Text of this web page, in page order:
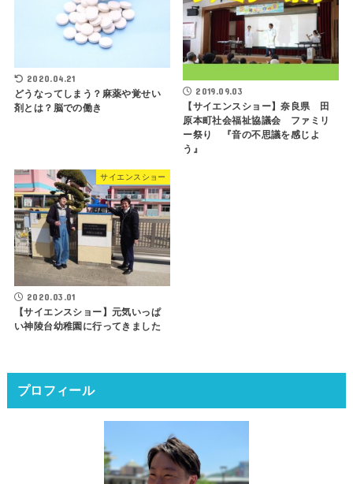
2020.04.21
どうなってしまう？麻薬や覚せい
剤とは？脳での働き
2019.09.03
【サイエンスショー】奈良県 田
原本町社会福祉協議会 ファミリ
ー祭り 『音の不思議を感じよ
う』
サイエンスショー
2020.03.01
【サイエンスショー】元気いっぱ
い神陵台幼稚園に行ってきました
プロフィール